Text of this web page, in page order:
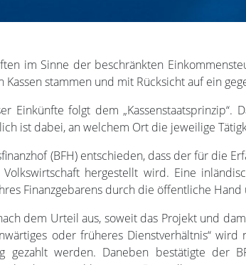
im Sinne der beschränkten
stammen und mit Rücksicht auf ein
Einkünfte folgt dem
ist dabei, an welchem Ort die jeweilige
(BFH) entschieden, dass der für die
hergestellt wird. Eine
Finanzgebarens durch die öffentliche Hand
dem Urteil aus, soweit das Projekt und
oder früheres Dienstverhältnis“
gezahlt werden. Daneben bestätigte der